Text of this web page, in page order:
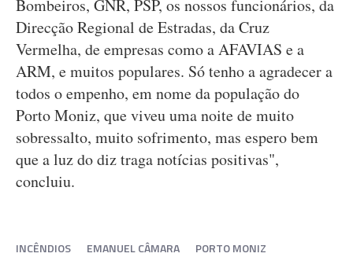
Bombeiros, GNR, PSP, os nossos funcionários, da
Direcção Regional de Estradas, da Cruz
Vermelha, de empresas como a AFAVIAS e a
ARM, e muitos populares. Só tenho a agradecer a
todos o empenho, em nome da população do
Porto Moniz, que viveu uma noite de muito
sobressalto, muito sofrimento, mas espero bem
que a luz do diz traga notícias positivas",
concluiu.
INCÊNDIOS EMANUEL CÂMARA PORTO MONIZ